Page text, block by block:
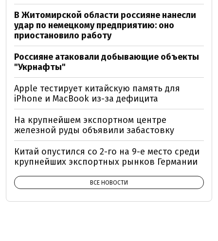
В Житомирской области россияне нанесли
удар по немецкому предприятию: оно
приостановило работу
Россияне атаковали добывающие объекты
"Укрнафты"
Apple тестирует китайскую память для
iPhone и MacBook из-за дефицита
На крупнейшем экспортном центре
железной руды объявили забастовку
Китай опустился со 2-го на 9-е место среди
крупнейших экспортных рынков Германии
ВСЕ НОВОСТИ